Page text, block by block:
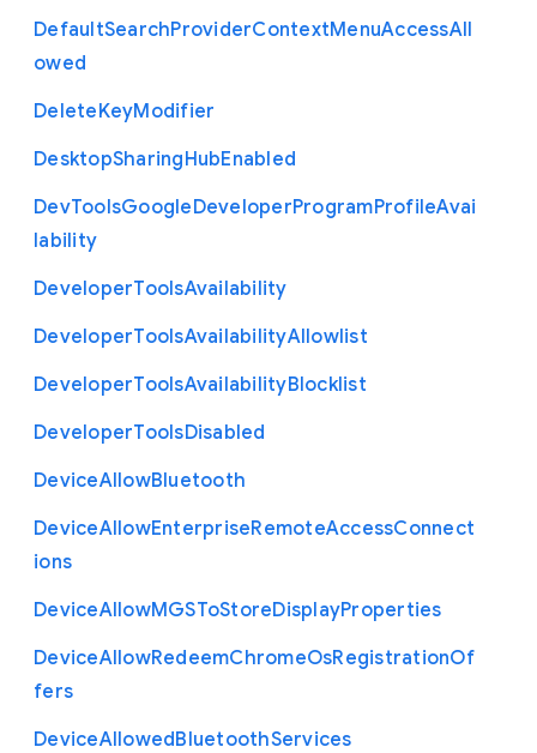
DefaultSearchProviderContextMenuAccessAll
owed
DeleteKeyModifier
DesktopSharingHubEnabled
DevToolsGoogleDeveloperProgramProfileAvai
lability
DeveloperToolsAvailability
DeveloperToolsAvailabilityAllowlist
DeveloperToolsAvailabilityBlocklist
DeveloperToolsDisabled
DeviceAllowBluetooth
DeviceAllowEnterpriseRemoteAccessConnect
ions
DeviceAllowMGSToStoreDisplayProperties
DeviceAllowRedeemChromeOsRegistrationOf
fers
DeviceAllowedBluetoothServices